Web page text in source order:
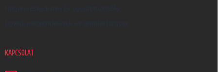
Nagykereskedelem és együttműködés
Egyedi megrendelések és ajándéktárgyak
KAPCSOLAT